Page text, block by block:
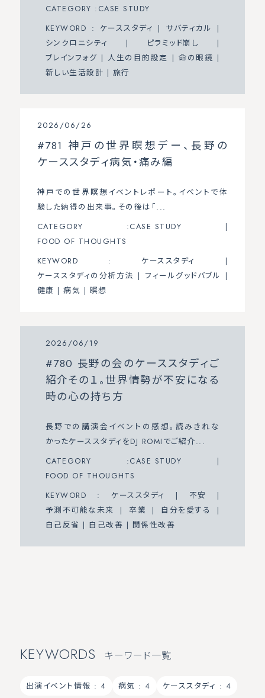
CATEGORY : CASE STUDY
KEYWORD : ケーススタディ | サバティカル
|
シンクロニシティ
| ピラミッド崩し |
ブレインフォグ | 人生の目的設定 |命の眼鏡 |
新しい生活設計 | 旅行
2026/06/26
#781 神戸の世界瞑想デー、長野の
ケーススタディ病気・痛み編
神戸での世界瞑想イベントレポート。イベントで体
験した納得の出来事。その後は「...
CATEGORY :CASE STUDY |
FOOD OF THOUGHTS
KEYWORD :ケーススタディ
|
ケーススタディの分析方法 |フィールグッドバブル |
健康 |病気 | 瞑想
2026/06/19
#780 長野の会のケーススタディご
紹介その１。世界情勢が不安になる
時の心の持ち方
長野での講演会イベントの感想。読みきれな
かったケーススタディをDJ ROMIでご紹介...
CATEGORY :CASE STUDY |
FOOD OF THOUGHTS
KEYWORD : ケーススタディ | 不安
|
予測不可能な未来 |卒業 | 自分を愛する
|
自己反省 | 自己改善 | 関係性改善
KEYWORDS キーワード一覧
出演イベント情報 : 4 病気 : 4 ケーススタディ : 4